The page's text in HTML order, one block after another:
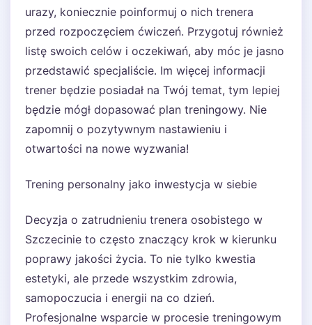
urazy, koniecznie poinformuj o nich trenera
przed rozpoczęciem ćwiczeń. Przygotuj również
listę swoich celów i oczekiwań, aby móc je jasno
przedstawić specjaliście. Im więcej informacji
trener będzie posiadał na Twój temat, tym lepiej
będzie mógł dopasować plan treningowy. Nie
zapomnij o pozytywnym nastawieniu i
otwartości na nowe wyzwania!
Trening personalny jako inwestycja w siebie
Decyzja o zatrudnieniu trenera osobistego w
Szczecinie to często znaczący krok w kierunku
poprawy jakości życia. To nie tylko kwestia
estetyki, ale przede wszystkim zdrowia,
samopoczucia i energii na co dzień.
Profesjonalne wsparcie w procesie treningowym